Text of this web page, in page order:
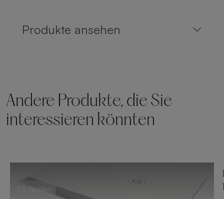
Produkte ansehen
Andere Produkte, die Sie
interessieren könnten
25 Größen